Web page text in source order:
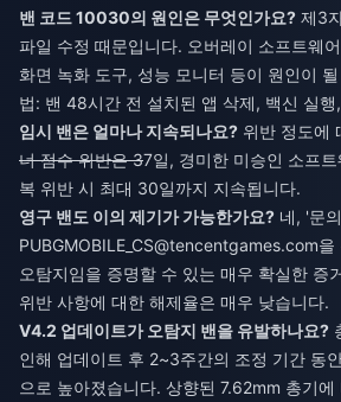
밴 코드 10030의 원인은 무엇인가요? 제3
파일 수정 때문입니다. 오버레이 소프트웨
화면 녹화 도구, 성능 모니터 등이 원인이
법: 밴 48시간 전 설치된 앱 삭제, 백신 실
임시 밴은 얼마나 지속되나요? 위반 정도에
너 점수 위반은 37일, 경미한 미승인 소프
복 위반 시 최대 30일까지 지속됩니다.
영구 밴도 이의 제기가 가능한가요? 네, '문
PUBGMOBILE_ CS@tencentgames.com을
오탐지임을 증명할 수 있는 매우 확실한 증
위반 사항에 대한 해제율은 매우 낮습니다.
V4.2 업데이트가 오탐지 밴을 유발하나요?
인해 업데이트 후 2~3주간의 조정 기간 동
으로 높아졌습니다. 상향된 7.62mm 총기